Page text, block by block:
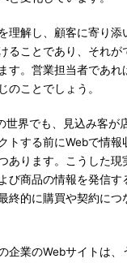
理解し、顧客に寄り添
ることであり、それが
す。営業担当者であれ
のことでしょう。
界でも、見込み客が
トする前にWebで情報
あります。こうした現
び商品の情報を発信す
終的に購買や契約につ
企業のWebサイトは、